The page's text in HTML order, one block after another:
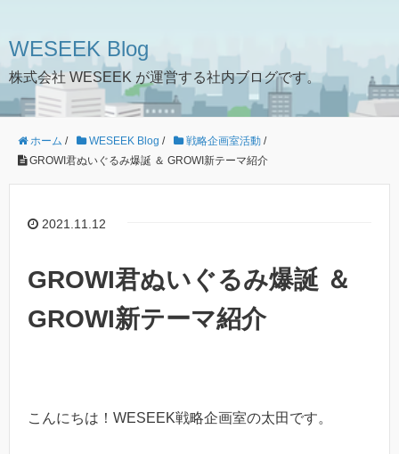
WESEEK Blog
株式会社 WESEEK が運営する社内ブログです。
ホーム / WESEEK Blog / 戦略企画室活動 /
GROWI君ぬいぐるみ爆誕 ＆ GROWI新テーマ紹介
2021.11.12
GROWI君ぬいぐるみ爆誕 ＆
GROWI新テーマ紹介
こんにちは！WESEEK戦略企画室の太田です。